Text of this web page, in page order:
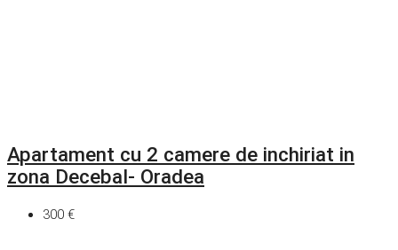
Apartament cu 2 camere de inchiriat in
zona Decebal- Oradea
300 €